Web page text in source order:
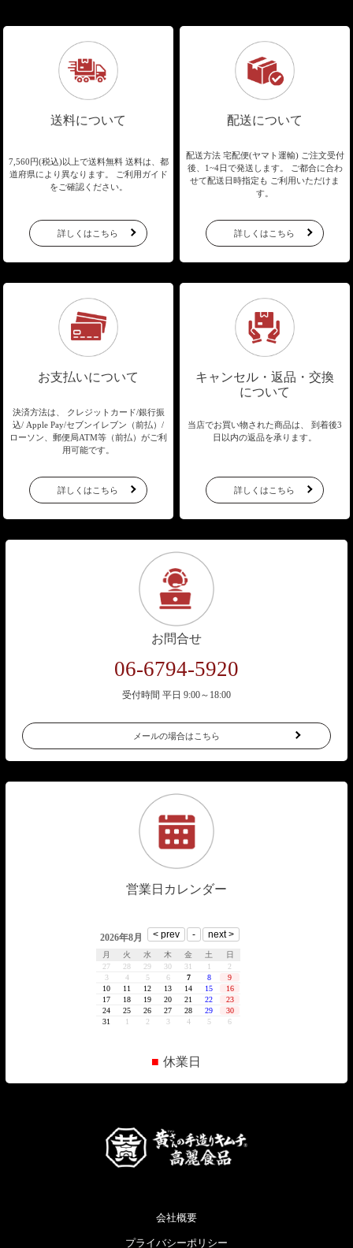
送料について
7,560円(税込)以上で送料無料送料は、都
道府県により異なります。
ご利用ガイド
をご確認ください。
詳しくはこちら
配送について
配送方法 宅配便(ヤマト運輸) ご注文受付
後、1~4日で発送します。
ご都合に合わ
せて配送日時指定も ご利用いただけま
す。
詳しくはこちら
お支払いについて
決済方法は、 クレジットカード/銀行振
込/ Apple Pay/セブンイレブン（前払）/
ローソン、郵便局ATM等（前払）がご利
用可能です。
詳しくはこちら
キャンセル・返品・交換
について
当店でお買い物された商品は、
到着後3
日以内の返品を承ります。
詳しくはこちら
お問合せ
06-6794-5920
受付時間 平日 9:00～18:00
メールの場合はこちら
営業日カレンダー
■ 休業日
会社概要
プライバシーポリシー